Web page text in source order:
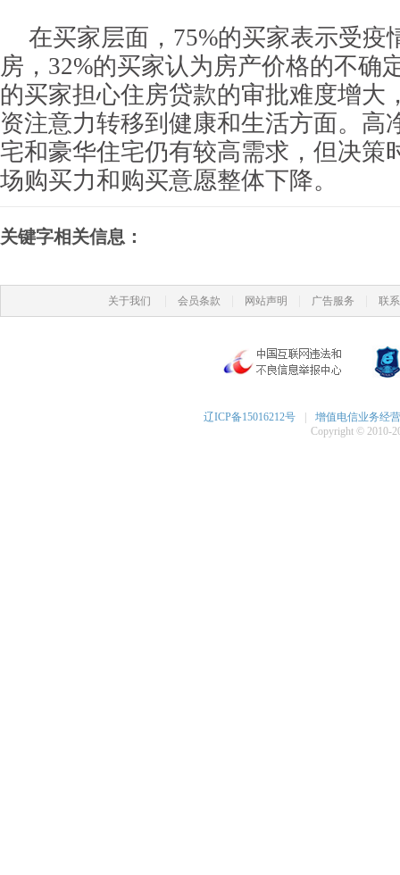
在买家层面，75%的买家表示受疫
房，32%的买家认为房产价格的不确
的买家担心住房贷款的审批难度增大
资注意力转移到健康和生活方面。高
宅和豪华住宅仍有较高需求，但决策
场购买力和购买意愿整体下降。
关键字相关信息：
关于我们 会员条款 网站声明 广告服务 联
辽ICP备15016212号
增值电信业务经
Copyright © 2010-